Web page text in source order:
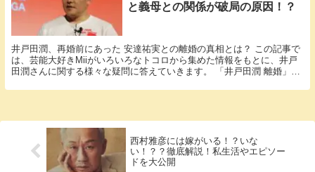
と義母との関係が破局の原因！？
井戸田潤、再婚前にあった 安達祐実との離婚の真相とは？ この記事で
は、芸能大好きMiiがいろいろなトコロから集めた情報をもとに、井戸
田潤さんに関する様々な疑問に答えていきます。 「井戸田潤 離婚」と
西村雅彦には嫁がいる！？いな
い！？？徹底解説！私生活やエピソー
ドを大公開